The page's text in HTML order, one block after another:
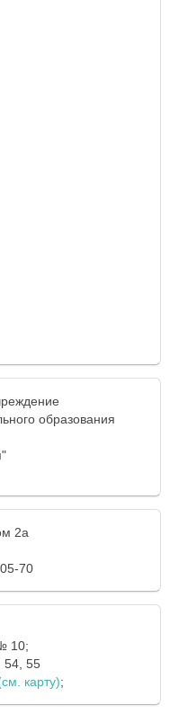
образования
2а
70
10;
54, 55
карту);